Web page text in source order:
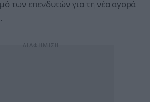
των επενδυτών για τη νέα αγορά